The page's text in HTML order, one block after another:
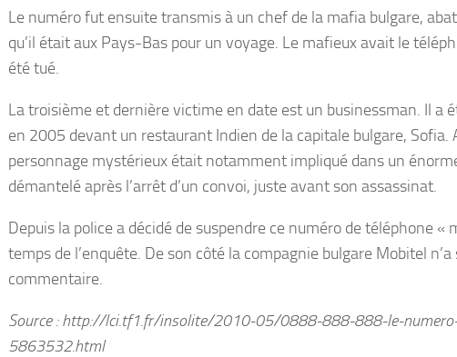
Le numéro fut ensuite transmis à un chef de la mafia bulgare,
qu’il était aux Pays-Bas pour un voyage. Le mafieux avait le
été tué.
La troisième et dernière victime en date est un businessman. Il a
en 2005 devant un restaurant Indien de la capitale bulgare, Sofia.
personnage mystérieux était notamment impliqué dans un
démantelé après l’arrêt d’un convoi, juste avant son assassinat.
Depuis la police a décidé de suspendre ce numéro de téléphone «
temps de l’enquête. De son côté la compagnie bulgare Mobitel
commentaire.
Source : http://lci.tf1.fr/insolite/2010-05/0888-888-888-le-
5863532.html